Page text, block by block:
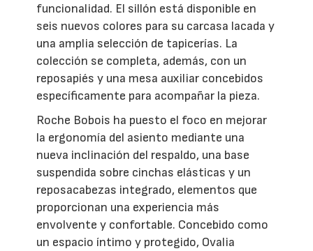
funcionalidad. El sillón está disponible en
seis nuevos colores para su carcasa lacada y
una amplia selección de tapicerías. La
colección se completa, además, con un
reposapiés y una mesa auxiliar concebidos
específicamente para acompañar la pieza.
Roche Bobois ha puesto el foco en mejorar
la ergonomía del asiento mediante una
nueva inclinación del respaldo, una base
suspendida sobre cinchas elásticas y un
reposacabezas integrado, elementos que
proporcionan una experiencia más
envolvente y confortable. Concebido como
un espacio íntimo y protegido, Ovalia